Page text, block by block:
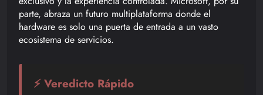
parte, abraza un futuro multiplataforma donde el
hardware es solo una puerta de entrada a un vasto
ecosistema de servicios.
⚡ Veredicto Rápido